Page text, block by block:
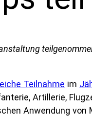
Teilnahme im
Artillerie,
Anwendung